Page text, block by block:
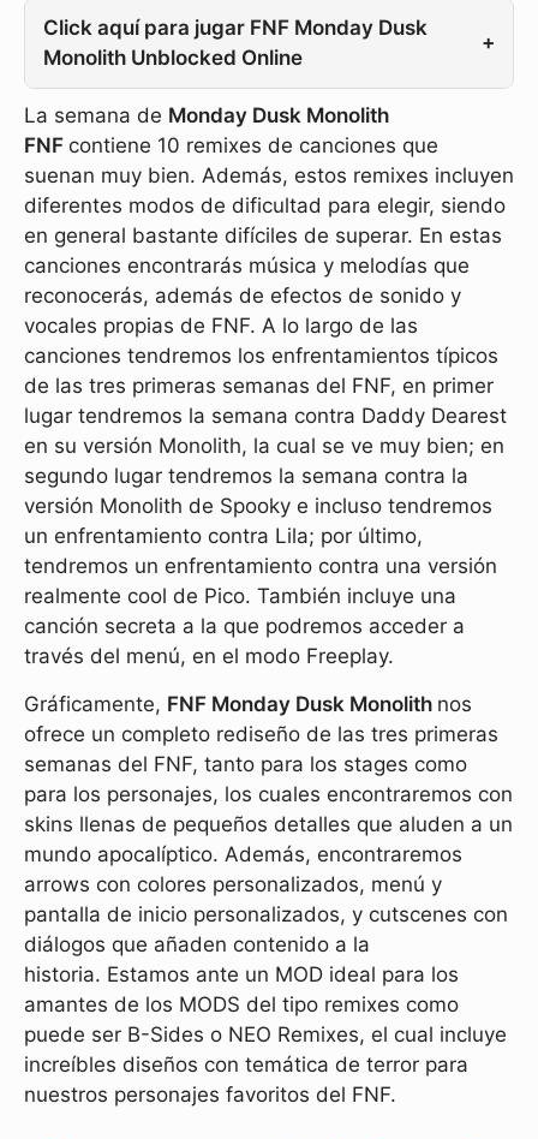
Click aquí para jugar FNF Monday Dusk
Monolith Unblocked Online
+
La semana de Monday Dusk Monolith
FNF contiene 10 remixes de canciones que
suenan muy bien. Además, estos remixes incluyen
diferentes modos de dificultad para elegir, siendo
en general bastante difíciles de superar. En estas
canciones encontrarás música y melodías que
reconocerás, además de efectos de sonido y
vocales propias de FNF. A lo largo de las
canciones tendremos los enfrentamientos típicos
de las tres primeras semanas del FNF, en primer
lugar tendremos la semana contra Daddy Dearest
en su versión Monolith, la cual se ve muy bien; en
segundo lugar tendremos la semana contra la
versión Monolith de Spooky e incluso tendremos
un enfrentamiento contra Lila; por último,
tendremos un enfrentamiento contra una versión
realmente cool de Pico. También incluye una
canción secreta a la que podremos acceder a
través del menú, en el modo Freeplay.
Gráficamente, FNF Monday Dusk Monolith nos
ofrece un completo rediseño de las tres primeras
semanas del FNF, tanto para los stages como
para los personajes, los cuales encontraremos con
skins llenas de pequeños detalles que aluden a un
mundo apocalíptico. Además, encontraremos
arrows con colores personalizados, menú y
pantalla de inicio personalizados, y cutscenes con
diálogos que añaden contenido a la
historia. Estamos ante un MOD ideal para los
amantes de los MODS del tipo remixes como
puede ser B-Sides o NEO Remixes, el cual incluye
increíbles diseños con temática de terror para
nuestros personajes favoritos del FNF.